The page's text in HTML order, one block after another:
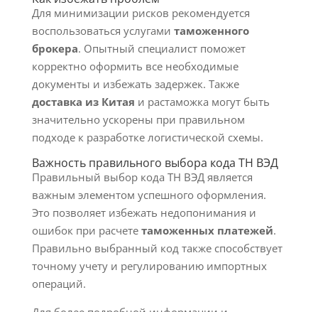
Для минимизации рисков рекомендуется
воспользоваться услугами таможенного
брокера. Опытный специалист поможет
корректно оформить все необходимые
документы и избежать задержек. Также
доставка из Китая и растаможка могут быть
значительно ускорены при правильном
подходе к разработке логистической схемы.
Важность правильного выбора кода ТН ВЭД
Правильный выбор кода ТН ВЭД является
важным элементом успешного оформления.
Это позволяет избежать недопонимания и
ошибок при расчете таможенных платежей.
Правильно выбранный код также способствует
точному учету и регулированию импортных
операций.